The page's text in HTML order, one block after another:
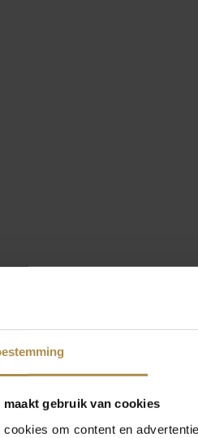
maakt gebruik van cookies
cookies om content en